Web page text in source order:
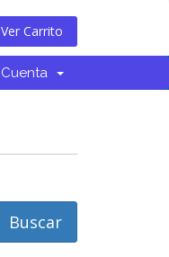
Ver Carrito
Cuenta